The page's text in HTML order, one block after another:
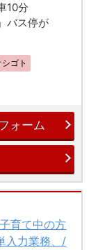
10分
バス停が
ゴト
ォーム
育て中の方
入力業務、/